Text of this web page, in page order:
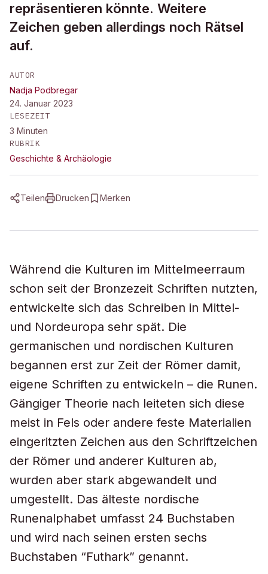
repräsentieren könnte. Weitere
Zeichen geben allerdings noch Rätsel
auf.
AUTOR
Nadja Podbregar
24. Januar 2023
LESEZEIT
3 Minuten
RUBRIK
Geschichte & Archäologie
Teilen Drucken Merken
Während die Kulturen im Mittelmeerraum
schon seit der Bronzezeit Schriften nutzten,
entwickelte sich das Schreiben in Mittel-
und Nordeuropa sehr spät. Die
germanischen und nordischen Kulturen
begannen erst zur Zeit der Römer damit,
eigene Schriften zu entwickeln – die Runen.
Gängiger Theorie nach leiteten sich diese
meist in Fels oder andere feste Materialien
eingeritzten Zeichen aus den Schriftzeichen
der Römer und anderer Kulturen ab,
wurden aber stark abgewandelt und
umgestellt. Das älteste nordische
Runenalphabet umfasst 24 Buchstaben
und wird nach seinen ersten sechs
Buchstaben “Futhark” genannt.